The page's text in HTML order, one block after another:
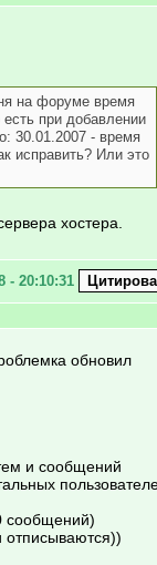
на форуме время
при добавлении
30.01.2007 - время
исправить? Или это
хостера.
- 20:10:31
обновил
и сообщений
сообщений)
отписываются))